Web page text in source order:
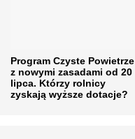
Program Czyste Powietrze
z nowymi zasadami od 20
lipca. Którzy rolnicy
zyskają wyższe dotacje?